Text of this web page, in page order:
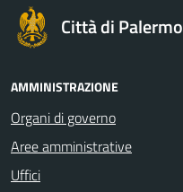
Città di Palermo
AMMINISTRAZIONE
Organi di governo
Aree amministrative
Uffici